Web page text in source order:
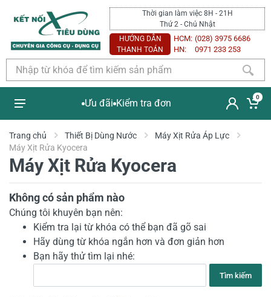
Thời gian làm việc 8H - 21H
Thứ 2 - Chủ Nhật
HƯỚNG DẪN
THANH TOÁN
HCM: (028) 3975 6686
HN:
0971 233 253
Ưu đãi Kiểm tra đơn
0
Trang chủ Thiết Bị Dùng Nước
Máy Xịt Rửa Áp Lực
Máy Xịt Rửa Kyocera
Máy Xịt Rửa Kyocera
Không có sản phẩm nào
Chúng tôi khuyên bạn nên:
Kiểm tra lại từ khóa có thể bạn đã gõ sai
Hãy dùng từ khóa ngắn hơn và đơn giản hơn
Bạn hãy thử tìm lại nhé:
Tìm kiếm